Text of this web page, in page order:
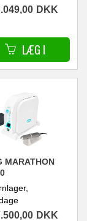
DKK
MARATHON
100W
DKK